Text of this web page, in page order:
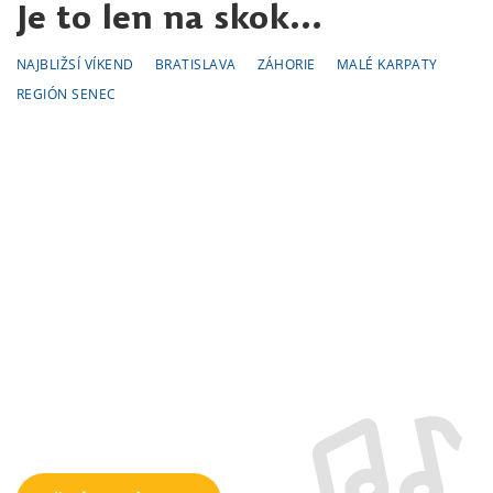
Je to len na skok...
NAJBLIŽSÍ VÍKEND BRATISLAVA ZÁHORIE
MALÉ KARPATY
REGIÓN SENEC